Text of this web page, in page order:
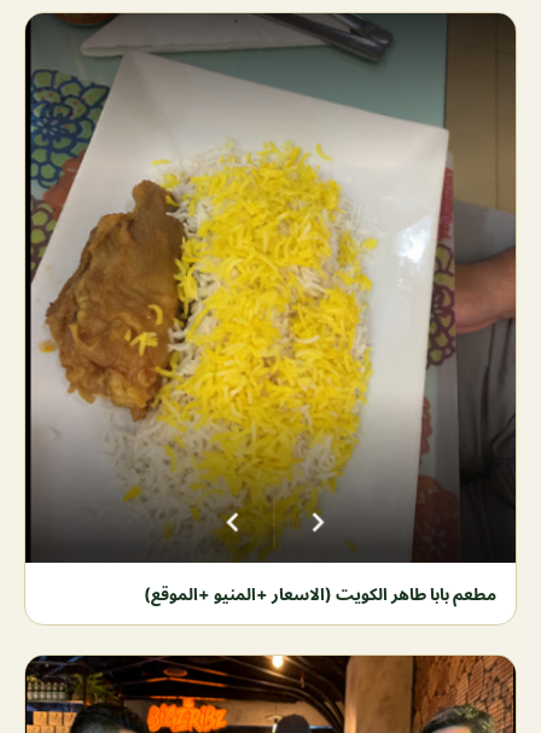
مطعم بابا طاهر الكويت (الاسعار +المنيو +الموقع)